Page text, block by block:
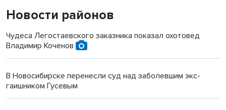
Новости районов
Чудеса Легостаевского заказника показал охотовед
Владимир Коченов
В Новосибирске перенесли суд над заболевшим экс-
гаишником Гусевым